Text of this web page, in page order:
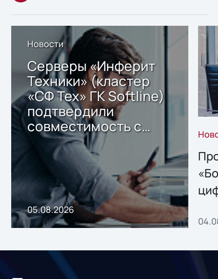
Новости
Серверы «Инферит
Техники» (кластер
«СФ Тех» ГК Softline)
подтвердили
совместимость с
решением Sharx
Storage 2.x для
хранения данных
05.08.2026